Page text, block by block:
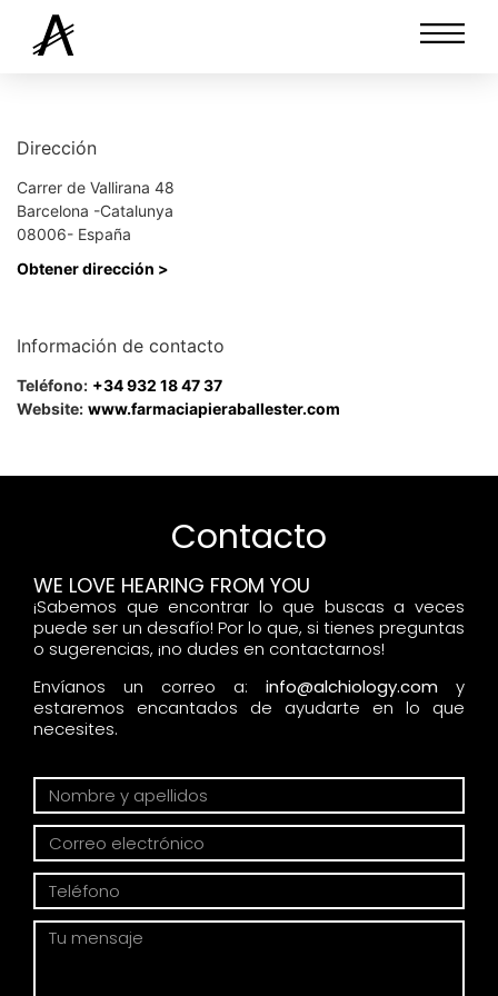
Dirección
Carrer de Vallirana 48
Barcelona -Catalunya
08006- España
Obtener dirección >
Información de contacto
Teléfono: +34 932 18 47 37
Website: www.farmaciapieraballester.com
Contacto
WE LOVE HEARING FROM YOU
¡Sabemos que encontrar lo que buscas a veces
puede ser un desafío! Por lo que, si tienes preguntas
o sugerencias, ¡no dudes en contactarnos!
Envíanos un correo a: info@alchiology.com
y
estaremos encantados de ayudarte en lo que
necesites.